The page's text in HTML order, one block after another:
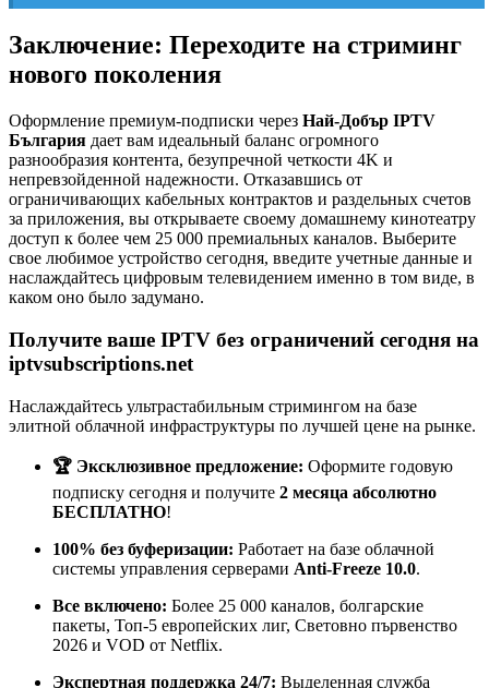
Заключение: Переходите на стриминг
нового поколения
Оформление премиум-подписки через Най-Добър IPTV
България дает вам идеальный баланс огромного
разнообразия контента, безупречной четкости 4K и
непревзойденной надежности. Отказавшись от
ограничивающих кабельных контрактов и раздельных счетов
за приложения, вы открываете своему домашнему кинотеатру
доступ к более чем 25 000 премиальных каналов. Выберите
свое любимое устройство сегодня, введите учетные данные и
наслаждайтесь цифровым телевидением именно в том виде, в
каком оно было задумано.
Получите ваше IPTV без ограничений сегодня на
iptvsubscriptions.net
Наслаждайтесь ультрастабильным стримингом на базе
элитной облачной инфраструктуры по лучшей цене на рынке.
🏆 Эксклюзивное предложение: Оформите годовую
подписку сегодня и получите 2 месяца абсолютно
БЕСПЛАТНО!
100% без буферизации: Работает на базе облачной
системы управления серверами Anti-Freeze 10.0.
Все включено: Более 25 000 каналов, болгарские
пакеты, Топ-5 европейских лиг, Световно първенство
2026 и VOD от Netflix.
Экспертная поддержка 24/7: Выделенная служба